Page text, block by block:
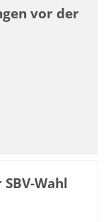
vor der
Wahl